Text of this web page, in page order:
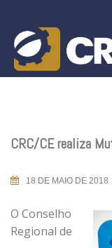
content
CRC/CE realiza
18 DE MAIO DE 2018
O Conselho
Regional de